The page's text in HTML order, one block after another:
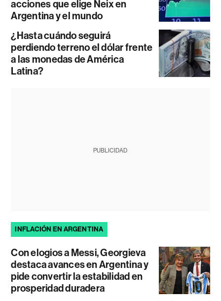
acciones que elige Neix en
Argentina y el mundo
¿Hasta cuándo seguirá
perdiendo terreno el dólar frente
a las monedas de América
Latina?
PUBLICIDAD
INFLACIÓN EN ARGENTINA
Con elogios a Messi, Georgieva
destaca avances en Argentina y
pide convertir la estabilidad en
prosperidad duradera